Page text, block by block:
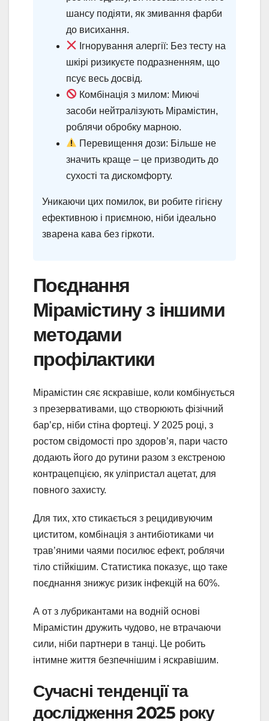
шансу подіяти, як змивання фарби
до висихання.
Ігнорування алергії: Без тесту на
шкірі ризикуєте подразненням, що
псує весь досвід.
Комбінація з милом: Миючі
засоби нейтралізують Мірамістин,
роблячи обробку марною.
Перевищення дози: Більше не
значить краще – це призводить до
сухості та дискомфорту.
Уникаючи цих помилок, ви робите гігієну
ефективною і приємною, ніби ідеально
зварена кава без гіркоти.
Поєднання
Мірамістину з іншими
методами
профілактики
Мірамістин сяє яскравіше, коли комбінується
з презервативами, що створюють фізічний
бар’єр, ніби стіна фортеці. У 2025 році, з
ростом свідомості про здоров’я, пари часто
додають його до рутини разом з екстреною
контрацепцією, як уліпристал ацетат, для
повного захисту.
Для тих, хто стикається з рецидивуючим
циститом, комбінація з антибіотиками чи
трав’яними чаями посилює ефект, роблячи
тіло стійкішим. Статистика показує, що таке
поєднання знижує ризик інфекцій на 60%.
А от з лубрикантами на водній основі
Мірамістин дружить чудово, не втрачаючи
сили, ніби партнери в танці. Це робить
інтимне життя безпечнішим і яскравішим.
Сучасні тенденції та
дослідження 2025 року